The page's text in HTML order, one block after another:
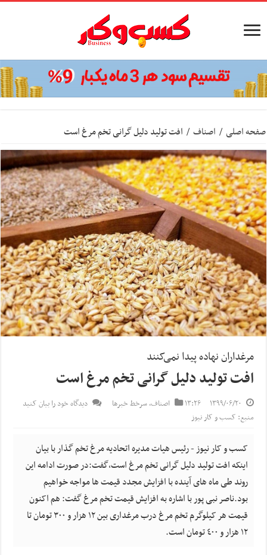
صفحه اصلی / اصناف / افت تولید دلیل گرانی تخم مرغ است
مرغداران نهاده پیدا نمی‌کنند
افت تولید دلیل گرانی تخم مرغ است
۱۳۹۹/۰۶/۲۰ ۱۳:۲۶ اصناف,سرخط خبرها
دیدگاه خود را بیان کنید
منبع: کسب و کار نیوز
کسب و کار نیوز - رئیس هیات مدیره اتحادیه مرغ تخم گذار با بیان
اینکه افت تولید دلیل گرانی تخم مرغ است،گفت:در صورت ادامه این
روند طی ماه های آینده با افزایش مجدد قیمت ها مواجه خواهیم
بود.ناصر نبی پور با اشاره به افزایش قیمت تخم مرغ گفت: هم اکنون
قیمت هر کیلوگرم تخم مرغ درب مرغداری بین ١٢ هزار و ٣٠٠ تومان تا
١٢ هزار و ٤٠٠ تومان است.